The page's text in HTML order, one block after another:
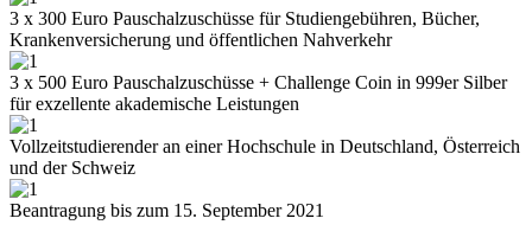
3 x 300 Euro Pauschalzuschüsse für Studiengebühren, Bücher,
Krankenversicherung und öffentlichen Nahverkehr
3 x 500 Euro Pauschalzuschüsse + Challenge Coin in 999er Silber
für exzellente akademische Leistungen
Vollzeitstudierender an einer Hochschule in Deutschland, Österreich
und der Schweiz
Beantragung bis zum 15. September 2021